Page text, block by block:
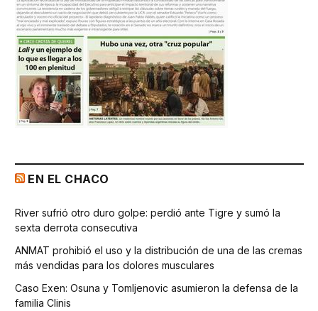
EN EL CHACO
River sufrió otro duro golpe: perdió ante Tigre y sumó la
sexta derrota consecutiva
ANMAT prohibió el uso y la distribución de una de las cremas
más vendidas para los dolores musculares
Caso Exen: Osuna y Tomljenovic asumieron la defensa de la
familia Clinis